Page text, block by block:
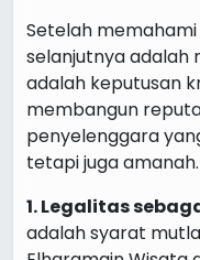
Setelah
selanjutnya adalah
adalah keputusan
membangun
penyelenggara
tetapi juga amanah.
1. Legalitas
adalah syarat